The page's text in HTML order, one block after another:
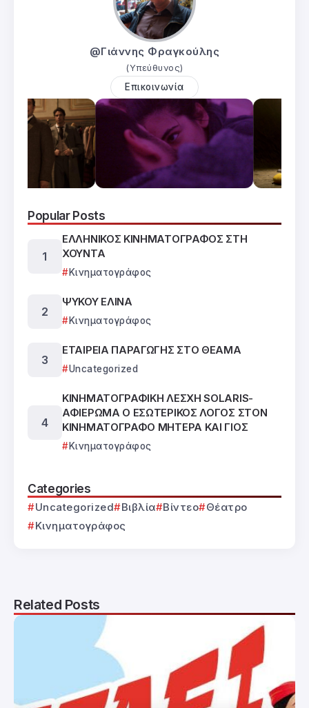
@Γιάννης Φραγκούλης
(Υπεύθυνος)
Επικοινωνία
Popular Posts
ΕΛΛΗΝΙΚΟΣ ΚΙΝΗΜΑΤΟΓΡΑΦΟΣ ΣΤΗ
ΧΟΥΝΤΑ
Κινηματογράφος
ΨΥΚΟΥ ΕΛΙΝΑ
Κινηματογράφος
ΕΤΑΙΡΕΙΑ ΠΑΡΑΓΩΓΗΣ ΣΤΟ ΘΕΑΜΑ
Uncategorized
ΚΙΝΗΜΑΤΟΓΡΑΦΙΚΗ ΛΕΣΧΗ SOLARIS-
ΑΦΙΕΡΩΜΑ Ο ΕΣΩΤΕΡΙΚΟΣ ΛΟΓΟΣ ΣΤΟΝ
ΚΙΝΗΜΑΤΟΓΡΑΦΟ ΜΗΤΕΡΑ ΚΑΙ ΓΙΟΣ
Κινηματογράφος
Categories
Uncategorized Βιβλία Βίντεο
Θέατρο
Κινηματογράφος
Related Posts